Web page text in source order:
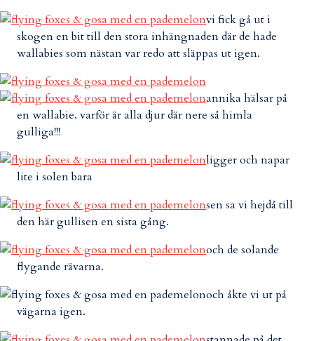
vi fick gå ut i
skogen en bit till den stora inhängnaden där de hade
wallabies som nästan var redo att släppas ut igen.
annika hälsar på
en wallabie. varför är alla djur där nere så himla
gulliga!!!
ligger och napar
lite i solen bara
sen sa vi hejdå till
den här gullisen en sista gång.
och de solande
flygande rävarna.
och åkte vi ut på
vägarna igen.